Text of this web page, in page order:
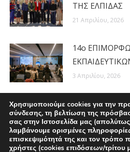
ΤΗΣ ΕΛΠΙΔΑΣ
21 Απριλίου, 2026
14ο
3 Απριλίου, 2026
Χρησιμοποιούμε cookies για την
σύνδεσης, τη βελτίωση της
σας στην Ιστοσελίδα μας
λαμβάνουμε ορισμένες
επισκεψιμότητά της και τον τρόπο
χρήστες (cookies επιδόσεων/τρίτου